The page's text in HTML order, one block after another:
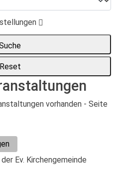
Reset
vorhanden - Seite
Ev. Kirchengemeinde